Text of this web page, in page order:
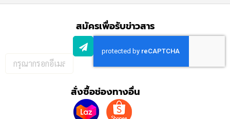
สมัครเพื่อรับข่าวสาร
อีเมล
สั่งซื้อช่องทางอื่น